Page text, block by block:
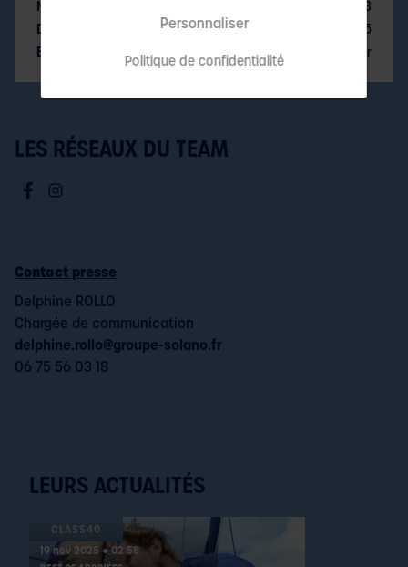
N° de voile
FRA213
Date de lancement
2025
Energie à bord
Panneaux solaires, moteur
LES RÉSEAUX DU TEAM
Contact presse
Delphine ROLLO
Chargée de communication
delphine.rollo@groupe-solano.fr
06 75 56 03 18
LEURS ACTUALITÉS
CLASS40
19 nov 2025 ● 02 58
Personnaliser
Politique de confidentialité